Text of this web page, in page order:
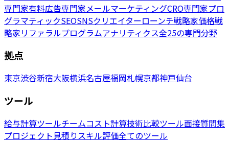
専門家有料広告専門家メールマーケティングCRO専門家プロ
グラマティックSEOSNSクリエイターローンチ戦略家価格戦
略家リファラルプログラムアナリティクス全25の専門分野
拠点
東京渋谷新宿大阪横浜名古屋福岡札幌京都神戸仙台
ツール
給与計算ツールチームコスト計算技術比較ツール面接質問集
プロジェクト見積り スキル評価全てのツール